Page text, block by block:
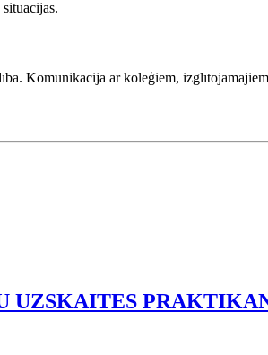
Komunikācija ar kolēģiem,
UZSKAITES